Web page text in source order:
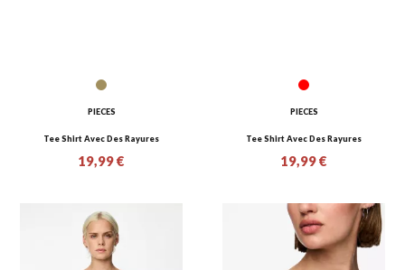
PIECES
Tee Shirt Avec Des Rayures
19,99 €
PIECES
Tee Shirt Avec Des Rayures
19,99 €